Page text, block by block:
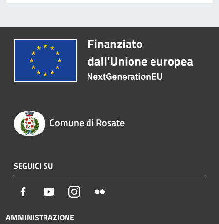
Comune di Rosate
SEGUICI SU
Facebook YoutubeInstagram
AMMINISTRAZIONE